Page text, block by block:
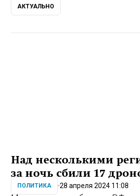
АКТУАЛЬНО
Над несколькими
за ночь сбили 17
ПОЛИТИКА 28 апреля 2024 11:08